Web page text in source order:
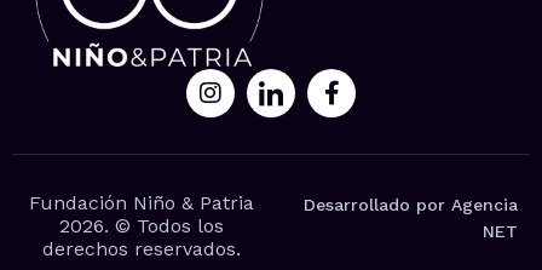
Fundación Niño & Patria
2026. © Todos los
derechos reservados.
Desarrollado por Agencia
NET